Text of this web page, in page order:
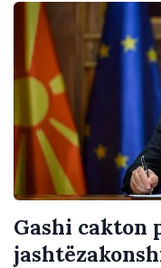
Gashi cakton